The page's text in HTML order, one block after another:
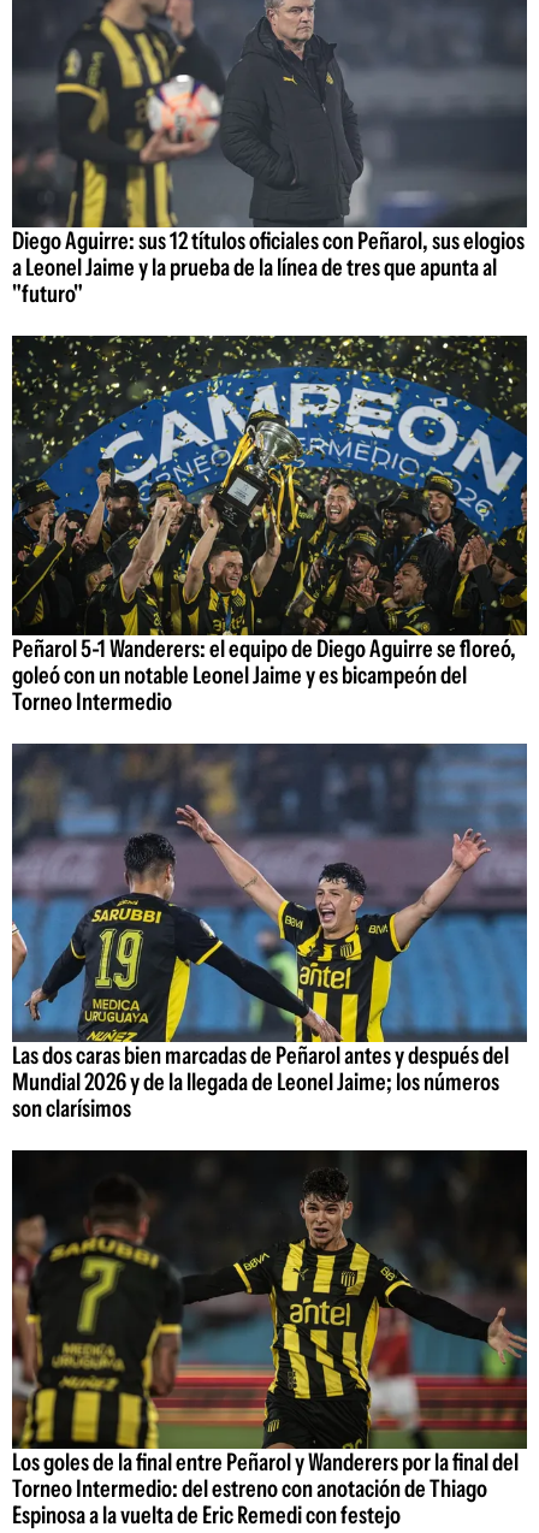
Diego Aguirre: sus 12 títulos oficiales con Peñarol, sus elogios
a Leonel Jaime y la prueba de la línea de tres que apunta al
"futuro"
Peñarol 5-1 Wanderers: el equipo de Diego Aguirre se floreó,
goleó con un notable Leonel Jaime y es bicampeón del
Torneo Intermedio
Las dos caras bien marcadas de Peñarol antes y después del
Mundial 2026 y de la llegada de Leonel Jaime; los números
son clarísimos
Los goles de la final entre Peñarol y Wanderers por la final del
Torneo Intermedio: del estreno con anotación de Thiago
Espinosa a la vuelta de Eric Remedi con festejo